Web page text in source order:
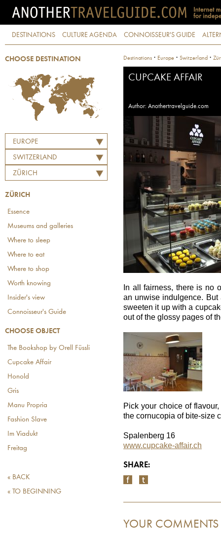
DESTINATIONS CULTURE AGENDA CONNOISSEUR'S GUIDE
CHOOSE DESTINATION
EUROPE
SWITZERLAND
ZÜRICH
ZÜRICH
Essence
Museums and galleries
Where to sleep
Where to eat
Where to shop
Worth knowing
Insider's view
Connoisseur's Guide
CHOOSE OBJECT
The Bookshop by Orell Füssli
Cupcake Affair
Honold
Gris
Manu Propria
Fashion Slave
Im Viadukt
Freitag
« BACK
« TO BEGINNING
Destinations · Europe · Switzerland ·
CUPCAKE AFFAIR
Author: Anothertravelguide.com
In all fairness, there is no
an unwise indulgence.
sweeten it up with a
out of the glossy pages of
Pick your choice of
the cornucopia of bite-size
Spalenberg 16
www.cupcake-affair.ch
SHARE:
YOUR COMMENTS